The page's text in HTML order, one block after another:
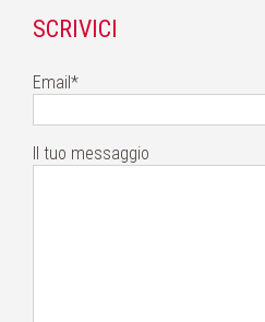
SCRIVICI
Email*
Il tuo messaggio